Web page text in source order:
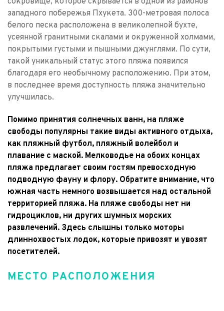
западного побережья Пхукета. 300-метровая полоса
белого песка расположена в великолепной бухте,
усеянной гранитными скалами и окруженной холмами,
покрытыми густыми и пышными джунглями. По сути,
такой уникальный статус этого пляжа появился
благодаря его необычному расположению. При этом,
в последнее время доступность пляжа значительно
улучшилась.
Помимо принятия солнечных ванн, на пляже
свободы популярны такие виды активного отдыха,
как пляжный футбол, пляжный волейбол и
плавание с маской. Мелководье на обоих концах
пляжа предлагает своим гостям превосходную
подводную фауну и флору. Обратите внимание, что
южная часть немного возвышается над остальной
территорией пляжа. На пляже свободы нет ни
гидроциклов, ни других шумных морских
развлечений. Здесь слышны только моторы
длиннохвостых лодок, которые привозят и увозят
посетителей.
МЕСТО РАСПОЛОЖЕНИЯ